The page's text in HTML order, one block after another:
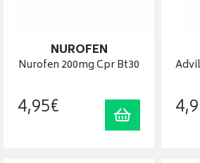
NUROFEN
Nurofen 200mg Cpr Bt30
4,95€ Ajouter au4,